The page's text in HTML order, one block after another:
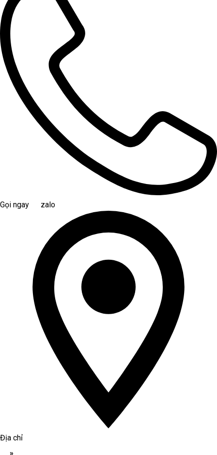
Gọi ngay zalo
Địa chỉ
»